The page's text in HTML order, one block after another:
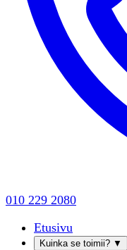
010 229 2080
Etusivu
Kuinka se toimii? ▼